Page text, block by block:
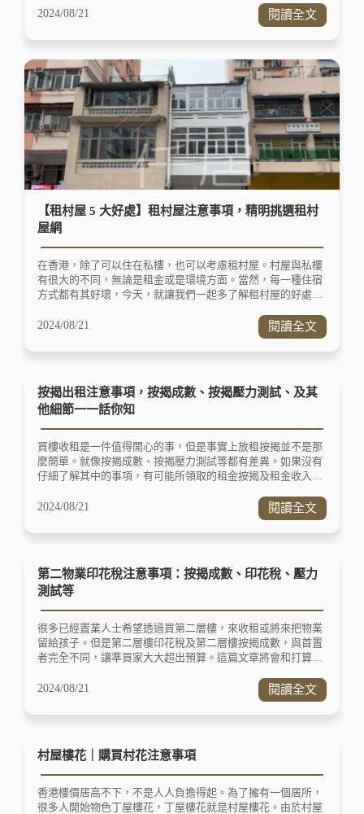
的回報；而錦上路樓盤苑還具備著高回報的投資潛力，這更加
吸引了眾多投資者的關注。 錦上路一帶以屋苑式管理的村屋為
主，相對少見高樓建築，讓居民可以同時享受靠近大自然的優
的便利。這一區被居民形容為香港難得的「舒適生活區」。 區
內近年也陸續開設了不少特色小店，這豐富的商業元素為整個
地區帶來悠閒的小鎮風情，讓人們品味出優雅的生活態度。同
時，交通網絡的完善更使得出行變得更加便捷。無論是乘坐西
鐵，或是搭乘途經大欖隧道的多條巴士線，約10分鐘即可到達
荃灣，20分鐘即可到達九龍。未來，隨著港鐵北環線的啟用，
更將進一步提升物業的升值潛力。
2024/08/21 閱讀全文
【租村屋 5 大好處】租村屋注意事項，精明挑選租村
屋網
在香港，除了可以住在私樓，也可以考慮租村屋。村屋與私樓
有很大的不同，無論是租金或是環境方面。當然，每一種住宿
方式都有其好壞，今天，就讓我們一起多了解租村屋的好處，
多於弊。 租村屋 5 大好處 住在村屋是許多人的夢想，因為它
2024/08/21 閱讀全文
按揭出租注意事項，按揭成數、按揭壓力測試、及其
他細節一一話你知
買樓收租是一件值得開心的事，但是事實上放租按揭並不是那
麼簡單。就像按揭成數、按揭壓力測試等都有差異。如果沒有
仔細了解其中的事項，有可能所領取的租金按揭及租金收入會
閱按揭出租注意事項，避免所有麻煩的問題。
2024/08/21 閱讀全文
第二物業印花稅注意事項：按揭成數、印花稅、壓力
測試等
很多已經置業人士希望透過買第二層樓，來收租或將來把物業
留給孩子。但是第二層樓印花稅及第二層樓按揭成數，與首置
者完全不同，讓準買家大大超出預算。這篇文章將會和打算購
數、買第二層樓壓力測試等相關事項。
2024/08/21 閱讀全文
村屋樓花｜購買村花注意事項
香港樓價居高不下，不是人人負擔得起。為了擁有一個居所，
很多人開始物色丁屋樓花，丁屋樓花就是村屋樓花。由於村屋